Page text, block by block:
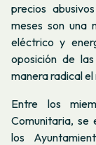
precios
meses son una
eléctrico y
oposición de
manera radical
Entre los
Comunitaria, se
los